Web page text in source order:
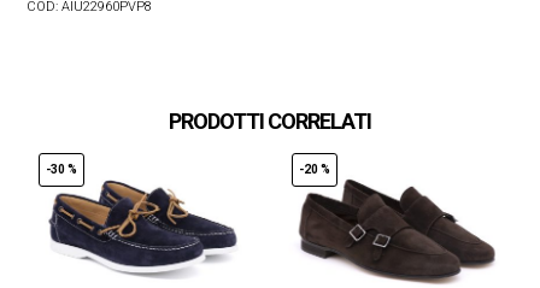
COD:AIU22960PVP8
PRODOTTI CORRELATI
-30 % -20 %